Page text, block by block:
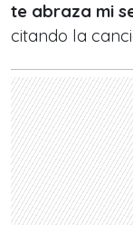
te abraza mi
citando la